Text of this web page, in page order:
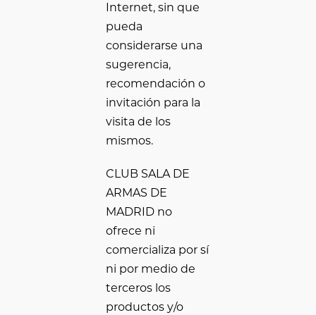
Internet, sin que
pueda
considerarse una
sugerencia,
recomendación o
invitación para la
visita de los
mismos.
CLUB SALA DE
ARMAS DE
MADRID no
ofrece ni
comercializa por sí
ni por medio de
terceros los
productos y/o